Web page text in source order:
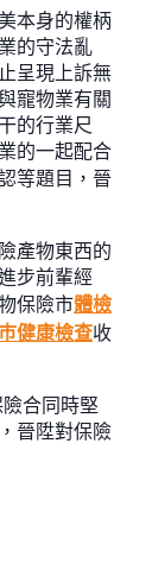
本身的權柄
的守法亂
呈現上訴無
寵物業有關
的行業尺
的一起配合
等題目，晉
產物東西的
步前輩經
保險市體檢
健康檢查收
合同時堅
晉陞對保險